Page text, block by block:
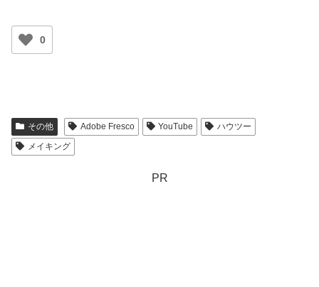
0
その他 Adobe Fresco YouTube
ハウツー
メイキング
PR